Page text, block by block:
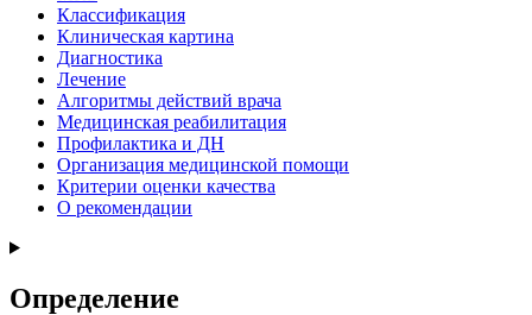
Классификация
Клиническая картина
Диагностика
Лечение
Алгоритмы действий врача
Медицинская реабилитация
Профилактика и ДН
Организация медицинской помощи
Критерии оценки качества
О рекомендации
Определение